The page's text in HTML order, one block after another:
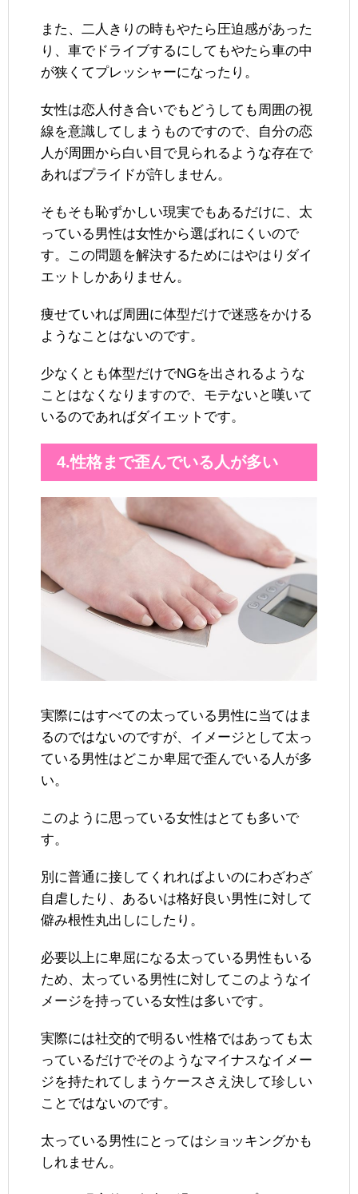
また、二人きりの時もやたら圧迫感があった
り、車でドライブするにしてもやたら車の中
が狭くてプレッシャーになったり。
女性は恋人付き合いでもどうしても周囲の視
線を意識してしまうものですので、自分の恋
人が周囲から白い目で見られるような存在で
あればプライドが許しません。
そもそも恥ずかしい現実でもあるだけに、太
っている男性は女性から選ばれにくいので
す。この問題を解決するためにはやはりダイ
エットしかありません。
痩せていれば周囲に体型だけで迷惑をかける
ようなことはないのです。
少なくとも体型だけでNGを出されるような
ことはなくなりますので、モテないと嘆いて
いるのであればダイエットです。
4.性格まで歪んでいる人が多い
実際にはすべての太っている男性に当てはま
るのではないのですが、イメージとして太っ
ている男性はどこか卑屈で歪んでいる人が多
い。
このように思っている女性はとても多いで
す。
別に普通に接してくれればよいのにわざわざ
自虐したり、あるいは格好良い男性に対して
僻み根性丸出しにしたり。
必要以上に卑屈になる太っている男性もいる
ため、太っている男性に対してこのようなイ
メージを持っている女性は多いです。
実際には社交的で明るい性格ではあっても太
っているだけでそのようなマイナスなイメー
ジを持たれてしまうケースさえ決して珍しい
ことではないのです。
太っている男性にとってはショッキングかも
しれません。